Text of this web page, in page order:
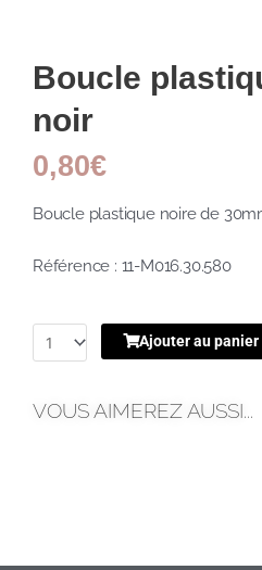
Boucle
noir
0,80€
Boucle plastique noire de
Référence : 11-M016.30.580
Ajouter au panier
VOUS AIMEREZ AUSSI...